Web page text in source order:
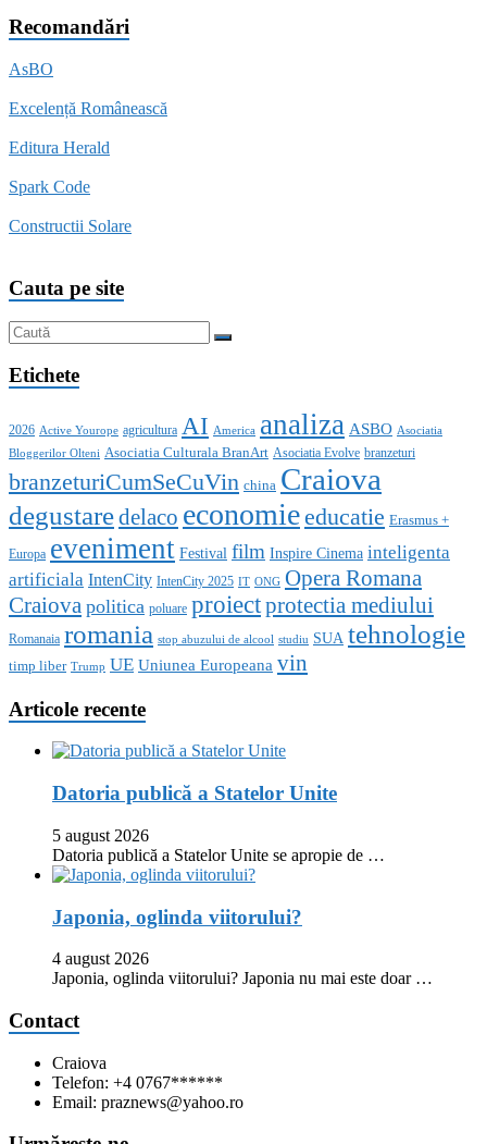
Recomandări
AsBO
Excelență Românească
Editura Herald
Spark Code
Constructii Solare
Cauta pe site
Etichete
2026 Active Yourope agricultura AI America analiza ASBO Asociatia
Bloggerilor Olteni Asociatia Culturala BranArt Asociatia Evolve branzeturi
branzeturiCumSeCuVin china Craiova
degustaredelaco economieeducatie Erasmus +
Europa eveniment Festival film Inspire Cinema inteligenta
artificiala IntenCity IntenCity 2025 IT ONG Opera Romana
Craiova politica poluare proiectprotectia mediului
Romanaia romania stop abuzului de alcool studiu SUA tehnologie
timp liber Trump UE Uniunea Europeana vin
Articole recente
Datoria publică a Statelor Unite
5 august 2026
Datoria publică a Statelor Unite se apropie de …
Japonia, oglinda viitorului?
4 august 2026
Japonia, oglinda viitorului? Japonia nu mai este doar …
Contact
Craiova
Telefon: +4 0767******
Email: praznews@yahoo.ro